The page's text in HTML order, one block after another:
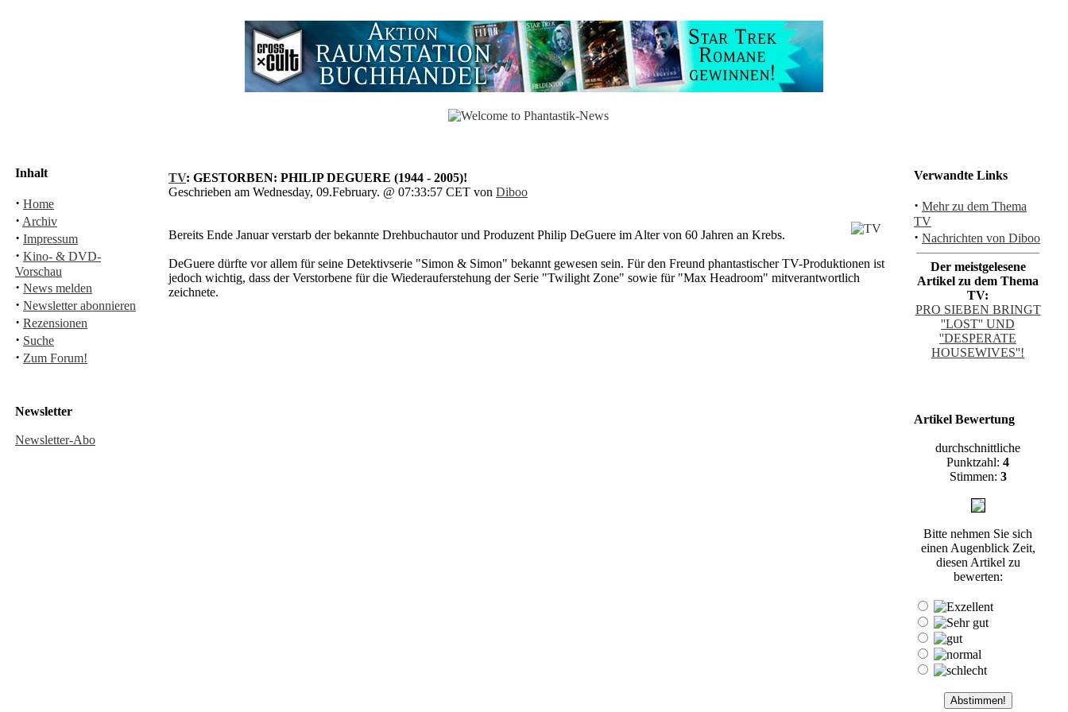
Inhalt
· Home
· Archiv
· Impressum
· Kino- & DVD-
Vorschau
· News melden
· Newsletter abonnieren
· Rezensionen
· Suche
· Zum Forum!
Newsletter
Newsletter-Abo
TV: GESTORBEN: PHILIP DEGUERE (1944 - 2005)!
Geschrieben am Wednesday, 09.February. @ 07:33:57 CET von Diboo
Bereits Ende Januar verstarb der bekannte Drehbuchautor und Produzent Philip DeGuere im Alter von 60 Jahren an Krebs.
DeGuere dürfte vor allem für seine Detektivserie "Simon & Simon" bekannt gewesen sein. Für den Freund phantastischer TV-Produktionen ist
jedoch wichtig, dass der Verstorbene für die Wiederauferstehung der Serie "Twilight Zone" sowie für "Max Headroom" mitverantwortlich
zeichnete.
Verwandte Links
· Mehr zu dem Thema
TV
· Nachrichten von Diboo
Der meistgelesene
Artikel zu dem Thema
TV:
PRO SIEBEN BRINGT
''LOST'' UND
''DESPERATE
HOUSEWIVES''!
Artikel Bewertung
durchschnittliche
Punktzahl: 4
Stimmen: 3
Bitte nehmen Sie sich
einen Augenblick Zeit,
diesen Artikel zu
bewerten: